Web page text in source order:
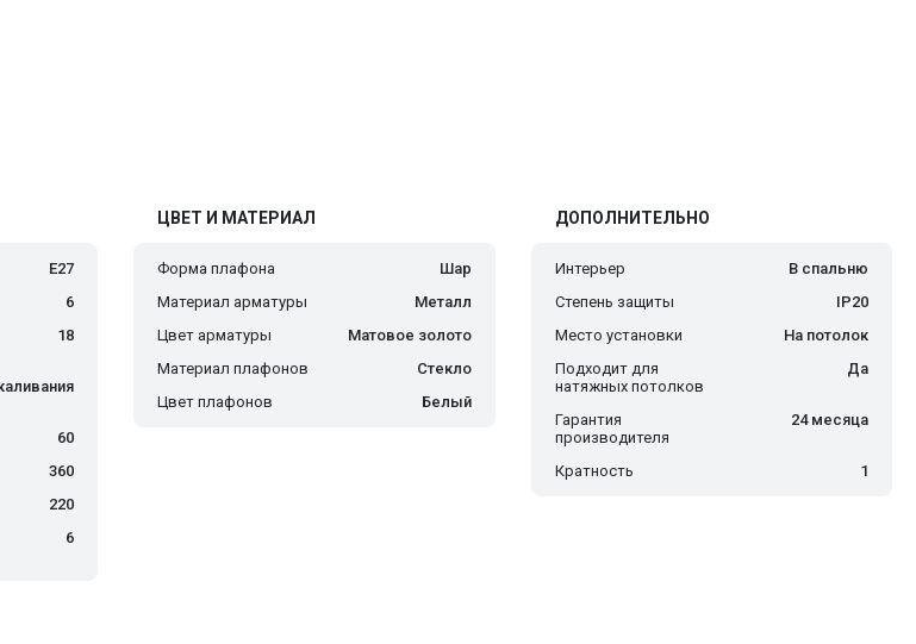
E27
6
18
60
360
220
6
ЦВЕТ И МАТЕРИАЛ
Форма плафона
Шар
Материал арматуры
Металл
Цвет арматуры
Матовое золото
Материал плафонов
Стекло
Цвет плафонов
Белый
ДОПОЛНИТЕЛЬНО
Интерьер
В спальню
Степень защиты
IP20
Место установки
На потолок
Подходит для
натяжных потолков
Да
Гарантия
производителя
24 месяца
Кратность 1